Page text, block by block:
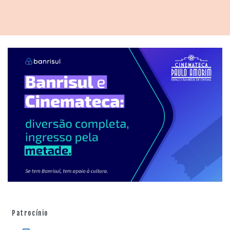
da Cultura por unanimidade dos votos. Agradecemos
ao Pró-cultura e ao Governo do Estado do Rio Grande
do Sul pelo financiamento, às empresas Transportes
Dumar de Bento Gonçalves, Caderode Móveis de Flores
da Cunha, Pian Alimentos de Paraí e Nutrire Alimentos
(Monello) de Garibaldi que acreditaram neste trabalho".
Patrocínio